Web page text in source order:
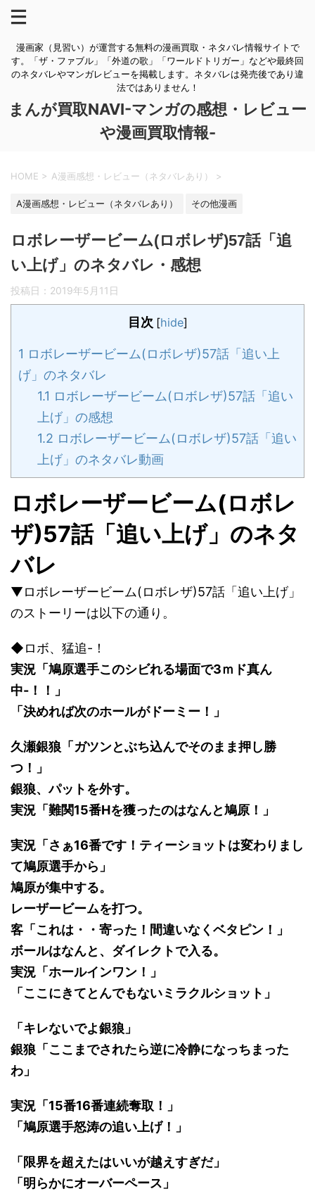
漫画家（見習い）が運営する無料の漫画買取・ネタバレ情報サイトで
す。「ザ・ファブル」「外道の歌」「ワールドトリガー」などや最終回
のネタバレやマンガレビューを掲載します。ネタバレは発売後であり違
法ではありません！
まんが買取NAVI-マンガの感想・レビュー
や漫画買取情報-
HOME > A漫画感想・レビュー（ネタバレあり） >
A漫画感想・レビュー（ネタバレあり） その他漫画
ロボレーザービーム(ロボレザ)57話「追
い上げ」のネタバレ・感想
投稿日： 2019年5月11日
目次 [hide]
1 ロボレーザービーム(ロボレザ)57話「追い上
げ」のネタバレ
1.1 ロボレーザービーム(ロボレザ)57話「追い
上げ」の感想
1.2 ロボレーザービーム(ロボレザ)57話「追い
上げ」のネタバレ動画
ロボレーザービーム(ロボレ
ザ)57話「追い上げ」のネタ
バレ
▼ロボレーザービーム(ロボレザ)57話「追い上げ」
のストーリーは以下の通り。
◆ロボ、猛追-！
実況「鳩原選手このシビれる場面で3ｍド真ん
中-！！」
「決めれば次のホールがドーミー！」
久瀬銀狼「ガツンとぶち込んでそのまま押し勝
つ！」
銀狼、パットを外す。
実況「難関15番Hを獲ったのはなんと鳩原！」
実況「さぁ16番です！ティーショットは変わりまし
て鳩原選手から」
鳩原が集中する。
レーザービームを打つ。
客「これは・・寄った！間違いなくベタピン！」
ボールはなんと、ダイレクトで入る。
実況「ホールインワン！」
「ここにきてとんでもないミラクルショット」
「キレないでよ銀狼」
銀狼「ここまでされたら逆に冷静になっちまった
わ」
実況「15番16番連続奪取！」
「鳩原選手怒涛の追い上げ！」
「限界を超えたはいいが越えすぎだ」
「明らかにオーバーペース」